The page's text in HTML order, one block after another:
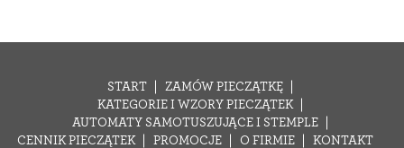
START
ZAMÓW PIECZĄTKĘ
KATEGORIE I WZORY PIECZĄTEK
AUTOMATY SAMOTUSZUJĄCE I STEMPLE
CENNIK PIECZĄTEK
PROMOCJE O FIRMIE KONTAKT